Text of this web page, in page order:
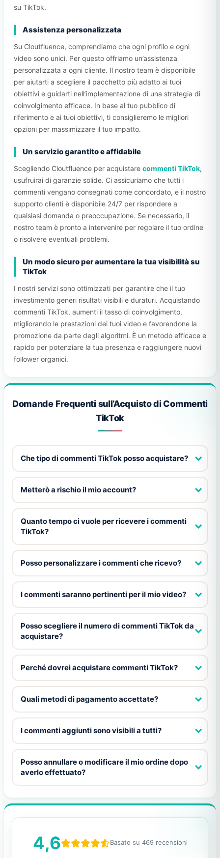
su TikTok.
Assistenza personalizzata
Su Cloutfluence, comprendiamo che ogni profilo e ogni
video sono unici. Per questo offriamo un’assistenza
personalizzata a ogni cliente. Il nostro team è disponibile
per aiutarti a scegliere il pacchetto più adatto ai tuoi
obiettivi e guidarti nell’implementazione di una strategia di
coinvolgimento efficace. In base al tuo pubblico di
riferimento e ai tuoi obiettivi, ti consiglieremo le migliori
opzioni per massimizzare il tuo impatto.
Un servizio garantito e affidabile
Scegliendo Cloutfluence per acquistare commenti TikTok,
usufruirai di garanzie solide. Ci assicuriamo che tutti i
commenti vengano consegnati come concordato, e il nostro
supporto clienti è disponibile 24/7 per rispondere a
qualsiasi domanda o preoccupazione. Se necessario, il
nostro team è pronto a intervenire per regolare il tuo ordine
o risolvere eventuali problemi.
Un modo sicuro per aumentare la tua visibilità su
TikTok
I nostri servizi sono ottimizzati per garantire che il tuo
investimento generi risultati visibili e duraturi. Acquistando
commenti TikTok, aumenti il tasso di coinvolgimento,
migliorando le prestazioni dei tuoi video e favorendone la
promozione da parte degli algoritmi. È un metodo efficace e
rapido per potenziare la tua presenza e raggiungere nuovi
follower organici.
Domande Frequenti sull’Acquisto di Commenti
TikTok
Che tipo di commenti TikTok posso acquistare?
Metterò a rischio il mio account?
Quanto tempo ci vuole per ricevere i commenti
TikTok?
Posso personalizzare i commenti che ricevo?
I commenti saranno pertinenti per il mio video?
Posso scegliere il numero di commenti TikTok da
acquistare?
Perché dovrei acquistare commenti TikTok?
Quali metodi di pagamento accettate?
I commenti aggiunti sono visibili a tutti?
Posso annullare o modificare il mio ordine dopo
averlo effettuato?
4,6 Basato su 469 recensioni